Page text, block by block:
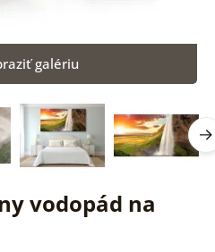
vodopád na
galériu